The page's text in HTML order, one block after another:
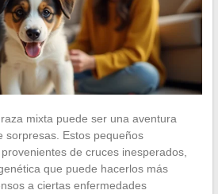
mixta puede ser una aventura
sorpresas. Estos pequeños
de cruces inesperados,
que puede hacerlos más
a ciertas enfermedades